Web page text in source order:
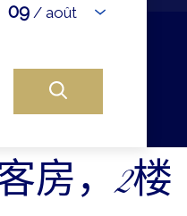
09 / août
房，2楼